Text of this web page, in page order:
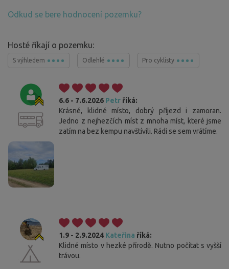
Odkud se bere hodnocení pozemku?
Hosté říkají o pozemku:
S výhledem Odlehlé Pro cyklisty
6.6 - 7.6.2026 Petr říká:
Krásné, klidné místo, dobrý příjezd i zamoran.
Jedno z nejhezčích míst z mnoha míst, které jsme
zatím na bez kempu navštívili. Rádi se sem vrátíme.
1.9 - 2.9.2024 Kateřina říká:
Klidné místo v hezké přírodě. Nutno počítat s vyšší
trávou.